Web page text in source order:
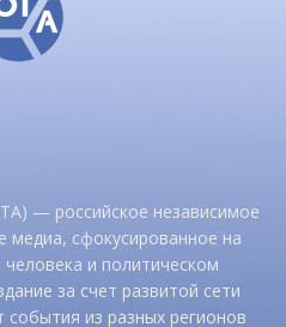
— российское независимое
медиа, сфокусированное на
и политическом
за счет развитой сети
из разных регионов